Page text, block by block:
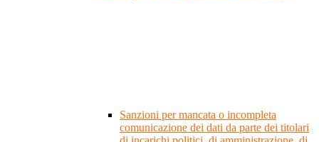
Sanzioni per mancata o incompleta
comunicazione dei dati da parte dei titolari